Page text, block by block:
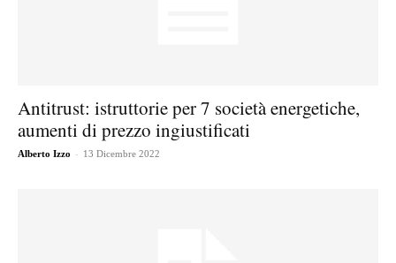
Antitrust: istruttorie per 7 società energetiche,
aumenti di prezzo ingiustificati
Alberto Izzo - 13 Dicembre 2022